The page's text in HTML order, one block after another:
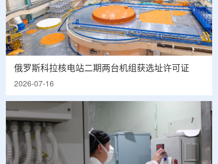
俄罗斯科拉核电站二期两台机组获选址许可证
2026-07-16